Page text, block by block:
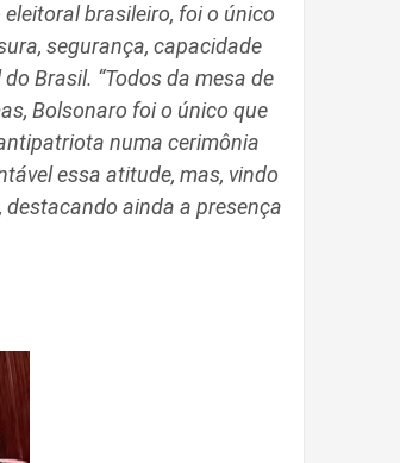
brasileiro, foi o único
segurança, capacidade
Brasil. “Todos da mesa de
Bolsonaro foi o único que
numa cerimônia
essa atitude, mas, vindo
destacando ainda a presença